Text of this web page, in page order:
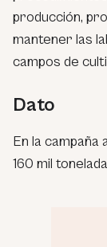
producción,
mantener las
campos de
Dato
En la
160 mil